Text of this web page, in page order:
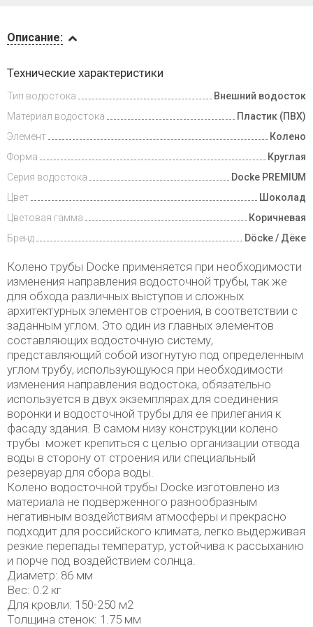
и оплата
Описание:
Технические характеристики
Тип водостока
Внешний водосток
Материал водостока
Пластик (ПВХ)
Элемент
Колено
Форма
Круглая
Серия водостока
Docke PREMIUM
Цвет
Шоколад
Цветовая гамма
Коричневая
Бренд
Döcke / Дёке
Колено трубы Docke применяется при необходимости
изменения направления водосточной трубы, так же
для обхода различных выступов и сложных
архитектурных элементов строения, в соответствии с
заданным углом. Это один из главных элементов
составляющих водосточную систему,
представляющий собой изогнутую под определенным
углом трубу, использующуюся при необходимости
изменения направления водостока, обязательно
используется в двух экземплярах для соединения
воронки и водосточной трубы для ее прилегания к
фасаду здания. В самом низу конструкции колено
трубы может крепиться с целью организации отвода
воды в сторону от строения или специальный
резервуар для сбора воды.
Колено водосточной трубы Docke изготовлено из
материала не подверженного разнообразным
негативным воздействиям атмосферы и прекрасно
подходит для российского климата, легко выдерживая
резкие перепады температур, устойчива к рассыханию
и порче под воздействием солнца.
Диаметр: 86 мм
Вес: 0.2 кг
Для кровли: 150-250 м2
Толщина стенок: 1.75 мм